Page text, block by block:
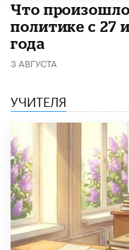
​Что
политике с 27
года
3 АВГУСТА
УЧИТЕЛЯ